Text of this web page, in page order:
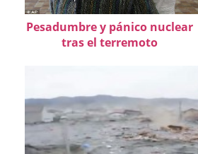
Pesadumbre y pánico nuclear
tras el terremoto